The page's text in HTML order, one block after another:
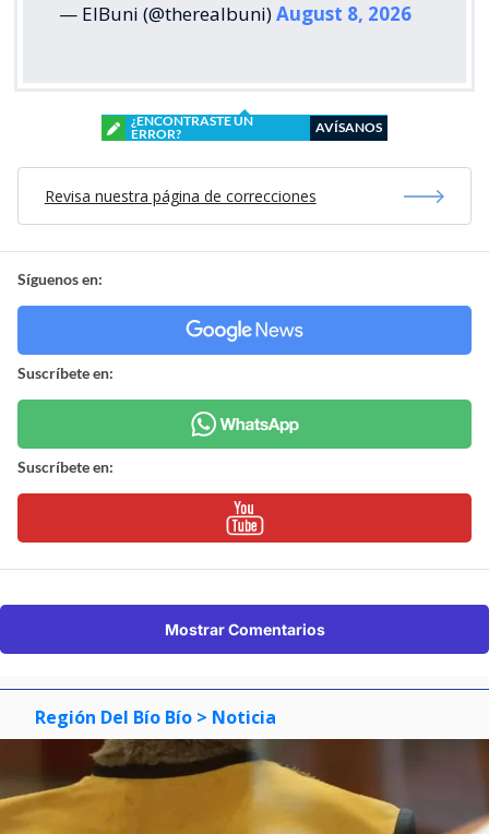
— ElBuni (@therealbuni)August 8, 2026
¿ENCONTRASTE UN
ERROR?
AVÍSANOS
Revisa nuestra página de correcciones
Síguenos en:
Suscríbete en:
Suscríbete en:
Mostrar Comentarios
Región Del Bío Bío > Noticia